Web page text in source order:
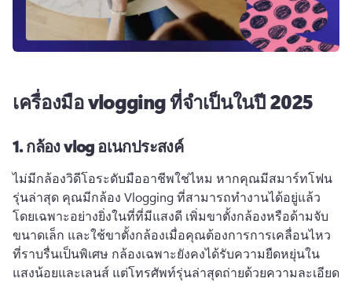
เครื่องมือ vlogging ที่จําเป็นในปี 2025
1.กล้อง vlog อเนกประสงค์
ไม่มีกล้องวิดีโอระดับมืออาชีพใช่ไหม หากคุณมีสมาร์ทโฟน
รุ่นล่าสุด คุณมีกล้อง Vlogging ที่สามารถทํางานได้อยู่แล้ว
โดยเฉพาะอย่างยิ่งในที่ที่มีแสงดี เพิ่มขาตั้งกล้องหรือด้ามจับ
ขนาดเล็ก และใช้ขาตั้งกล้องเมื่อคุณต้องการการเคลื่อนไหว
ที่ราบรื่นเป็นพิเศษ กล้องเฉพาะยังคงได้รับความยืดหยุ่นใน
แสงน้อยและเลนส์ แต่โทรศัพท์รุ่นล่าสุดถ่ายด้วยความละเอียด